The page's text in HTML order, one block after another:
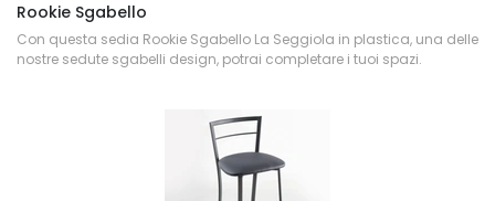
Rookie Sgabello
Con questa sedia Rookie Sgabello La Seggiola in plastica, una delle
nostre sedute sgabelli design, potrai completare i tuoi spazi.